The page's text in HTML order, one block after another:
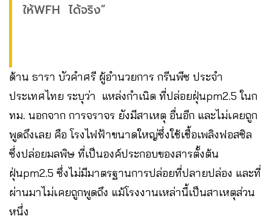
ให้WFH ได้จริง”
ด้าน ธารา บัวคำศรี ผู้อำนวยการ กรีนพีซ ประจำ
ประเทศไทย ระบุว่า แหล่งกำเนิด ที่ปล่อยฝุ่นpm2.5 ในก
ทม. นอกจาก การจราจร ยังมีสาเหตุ อื่นอีก และไม่เคยถูก
พูดถึงเลย คือ โรงไฟฟ้าขนาดใหญ่ซึ่งใช้เชื้อเพลิงฟอสซิล
ซึ่งปล่อยมลพิษ ที่เป็นองค์ประกอบของสารตั้งต้น
ฝุ่นpm2.5 ซึ่งไม่มีมาตรฐานการปล่อยที่ปลายปล่อง และที่
ผ่านมาไม่เคยถูกพูดถึง แม้โรงงานเหล่านี้เป็นสาเหตุส่วน
หนึ่ง